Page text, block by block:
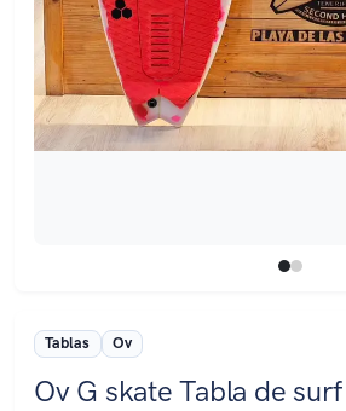
Tablas Ov
Ov G skate Tabla de